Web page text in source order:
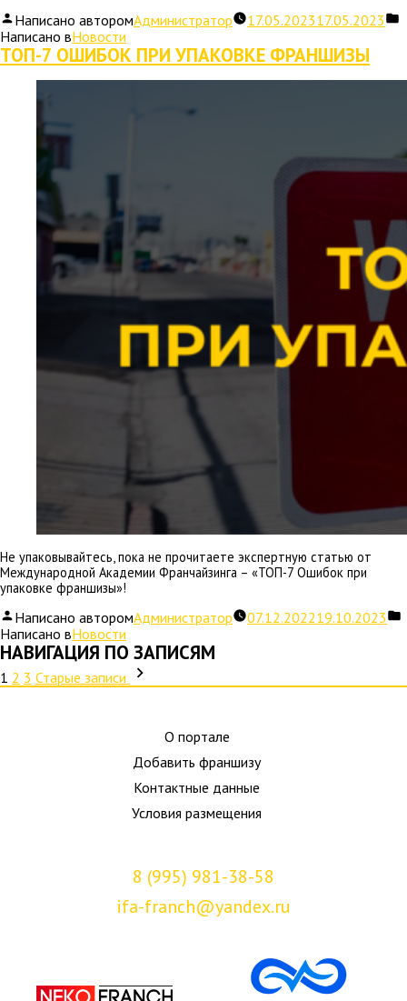
Написано авторомАдминистратор 17.05.202317.05.2023
Написано вНовости
ТОП-7 ОШИБОК ПРИ УПАКОВКЕ ФРАНШИЗЫ
Не упаковывайтесь, пока не прочитаете экспертную статью от
Международной Академии Франчайзинга – «ТОП-7 Ошибок при
упаковке франшизы»!
Написано авторомАдминистратор 07.12.202219.10.2023
Написано вНовости
НАВИГАЦИЯ ПО ЗАПИСЯМ
1 2 3 Старые записи
О портале
Добавить франшизу
Контактные данные
Условия размещения
8 (995) 981-38-58
ifa-franch@yandex.ru